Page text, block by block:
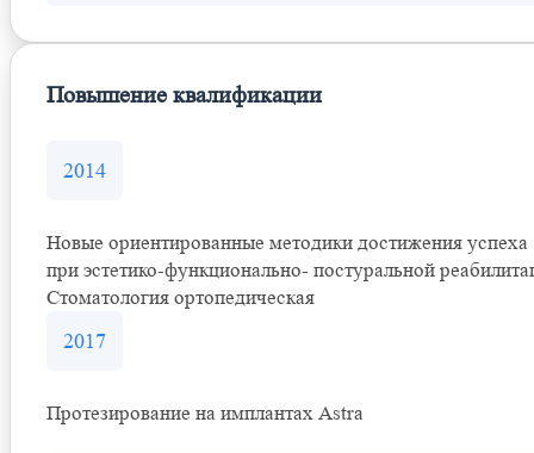
Повышение квалификации
2014
Новые ориентированные методики достижения успеха
при эстетико-функционально- постуральной
Стоматология ортопедическая
2017
Протезирование на имплантах Astra